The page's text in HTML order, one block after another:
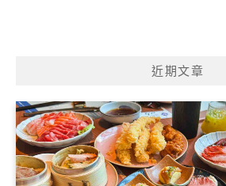
近期文章